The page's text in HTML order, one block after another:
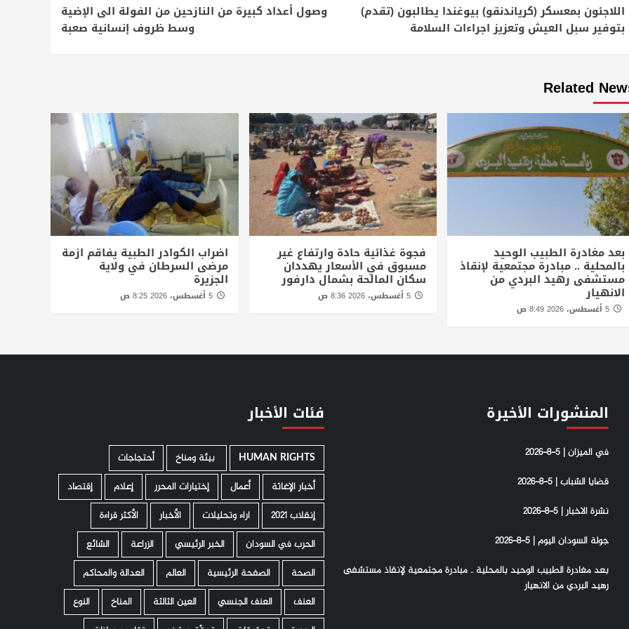
Reading
اللاجئون بمعسكر (كرياندنقو) بيوغندا يطالبون (تقدم)
بتوفير سبل العيش وتعزيز اجراءات السلامة
وصول أعداد كبيرة من النازحين من الفولة الى الإضية
وسط ظروف إنسانية صعبة
Related
بعد مغادرة الطبيب الوحيد
بالمحلية .. مبادرة مجتمعية لإنقاذ
مستشفى رهيد البردي من
الانهيار
5 أغسطس، 2026 8:49 ص
فجوة غذائية حادة وارتفاع غير
مسبوق في الأسعار يهددان
سكان المالحة بشمال دارفور
اضراب الكوادر الطبية يفاقم ازمة
مرضى السرطان في ولاية
الجزيرة
5 أغسطس، 2026 8:25 ص
المنشورات الأخيرة
في الميزان | 5-8-2026
قضايا الشباب | 5-8-2026
نشرة الاخبار | 5-8-2026
جولة السودان اليوم | 5-8-2026
بعد مغادرة الطبيب الوحيد بالمحلية .. مبادرة مجتمعية لإنقاذ مستشفى
رهيد البردي من الانهيار
فئات الأخبار
HUMAN RIGHTS ­ بيئة ومناخ
أحتجاجات
أخبار الإغاثة
أعمال إختيارات المحرر إعلام
إقتصاد
إنقلاب 2021
اراء وتحليلات الأخبار
الأكثر قراءة
الحرب في السودان
الخبر الرئيسي الزراعة
الشائع
الصحة
الصفحة الرئيسية العالم
العدالة والمحاكم
العنف
العنف الجنسي العين الثالثة المناخ
النوع